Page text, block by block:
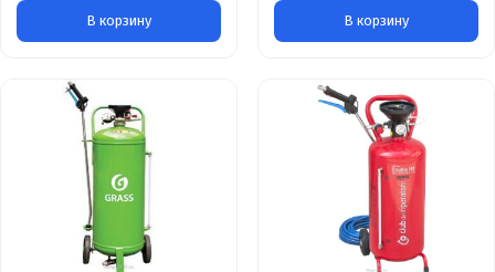
В корзину В корзину